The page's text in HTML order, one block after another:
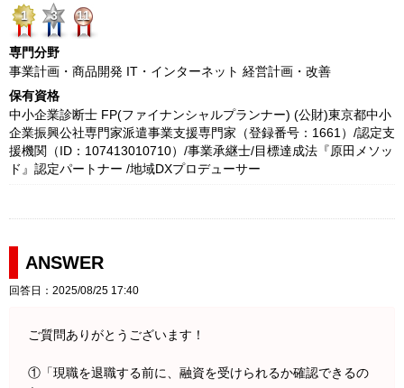
1
3 11
専門分野
事業計画・商品開発 IT・インターネット 経営計画・改善
保有資格
中小企業診断士 FP(ファイナンシャルプランナー) (公財)東京都中小
企業振興公社専門家派遣事業支援専門家（登録番号：1661）/認定支
援機関（ID：107413010710）/事業承継士/目標達成法『原田メソッ
ド』認定パートナー /地域DXプロデューサー
ANSWER
回答日：2025/08/25 17:40
ご質問ありがとうございます！
①「現職を退職する前に、融資を受けられるか確認できるの